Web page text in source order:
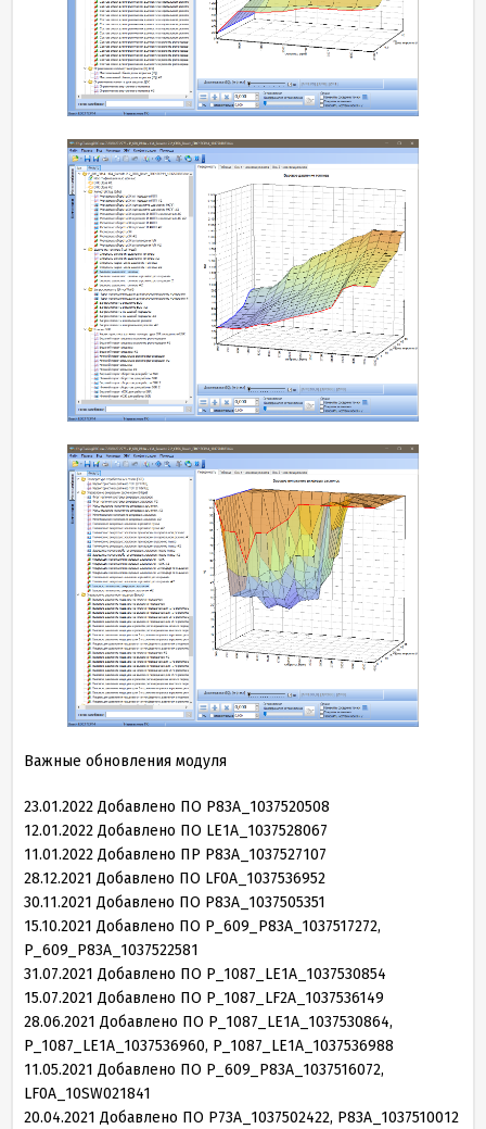
Важные обновления модуля
23.01.2022 Добавлено ПО P83A_ 1037520508
12.01.2022 Добавлено ПО LE1A_ 1037528067
11.01.2022 Добавлено ПР P83A_ 1037527107
28.12.2021 Добавлено ПО LF0A_ 1037536952
30.11.2021 Добавлено ПО P83A_ 1037505351
15.10.2021 Добавлено ПО P_ 609 _P83A_ 1037517272,
P_ 609 _P83A_ 1037522581
31.07.2021 Добавлено ПО P_ 1087 _LE1A_ 1037530854
15.07.2021 Добавлено ПО P_ 1087 _LF2A_ 1037536149
28.06.2021 Добавлено ПО P_ 1087 _LE1A_ 1037530864,
P_ 1087 _LE1A_ 1037536960, P_ 1087 _LE1A_ 1037536988
11.05.2021 Добавлено ПО P_ 609 _P83A_ 1037516072,
LF0A_ 10SW021841
20.04.2021 Добавлено ПО P73A_ 1037502422, P83A_ 1037510012